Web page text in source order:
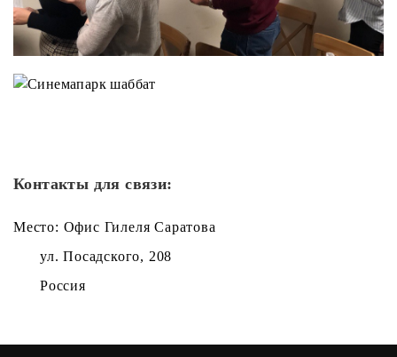
Контакты для связи:
Место: Офис Гилеля Саратова
ул. Посадского, 208
Россия